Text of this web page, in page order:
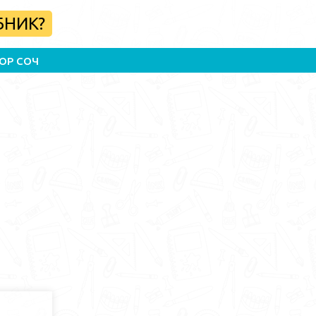
СОЧ